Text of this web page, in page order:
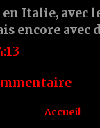
en Italie, avec
encore avec
Accueil